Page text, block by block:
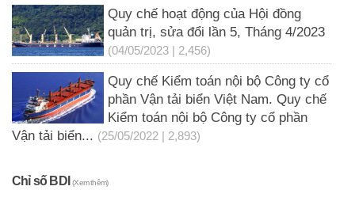
Quy chế hoạt động của Hội đồng
quản trị, sửa đổi lần 5, Tháng 4/2023
(04/05/2023 | 2,456)
Quy chế Kiểm toán nội bộ Công ty cổ
phần Vận tải biển Việt Nam. Quy chế
Kiểm toán nội bộ Công ty cổ phần
Vận tải biển... (25/05/2022 | 2,893)
Chỉ số BDI(Xem thêm)